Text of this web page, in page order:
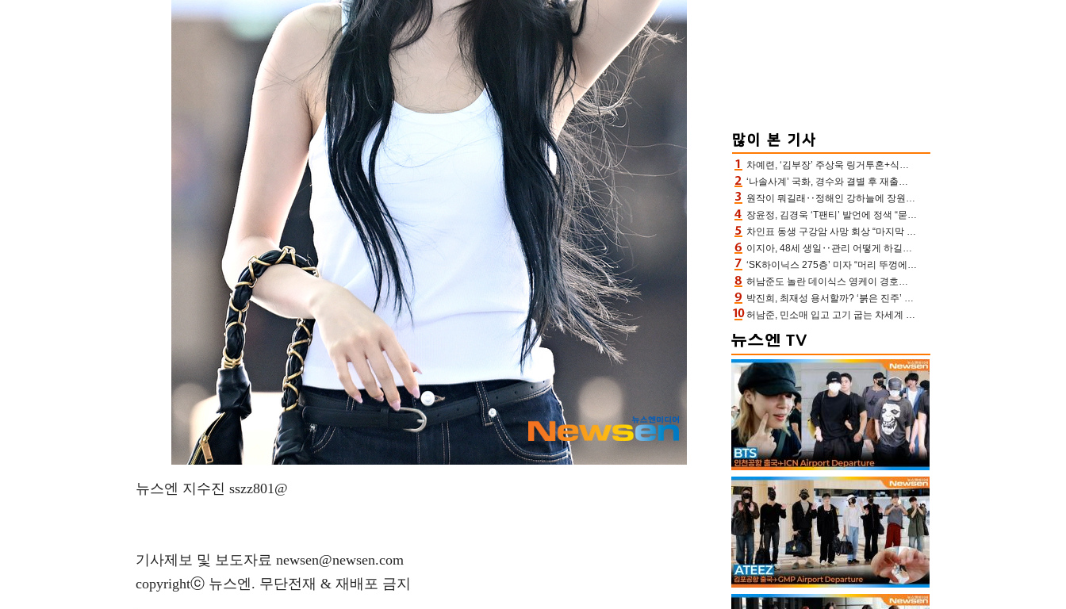
뉴스엔 지수진 sszz801@
기사제보 및 보도자료 newsen@newsen.com
copyrightⓒ 뉴스엔. 무단전재 & 재배포 금지
차예련, ‘김부장’ 주상욱 링거투혼+식스팩 비화 “옷 벗는데 아저씨는 안 된다고”(차장금)
‘나솔사계’ 국화, 경수와 결별 후 재출연…첫인상 3표 몰표
원작이 뭐길래‥정해인 강하늘에 장원영까지 참여한 이 영화
장윤정, 김경욱 ‘T팬티’ 발언에 정색 “묻지 않았는데, 그것도 성희롱”(장공장)
차인표 동생 구강암 사망 회상 “마지막 순간 동생 손 잡아준 신애라, 두고두고 고마워” (신애라이프)
이지아, 48세 생일‥관리 어떻게 하길래 놀라운 동안 미모
‘SK하이닉스 275층’ 미자 “머리 뚜껑에서 사, 주식만 안 해도 돈 버는 것”
허남준도 놀란 데이식스 영케이 경호원병 과거 “그냥 돌았던 놈”
박진희, 최재성 용서할까? ‘붉은 진주’ 오늘(7일) 결말 나온다
허남준, 민소매 입고 고기 굽는 차세계 실존…영케이도 감탄한 팔근육(공케이)